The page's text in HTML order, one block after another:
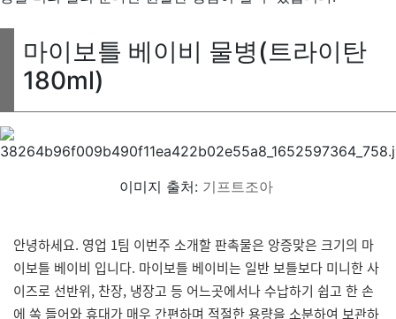
마이보틀 베이비 물병(트라이탄
180ml)
이미지 출처: 기프트조아
안녕하세요. 영업 1팀 이번주 소개할 판촉물은 앙증맞은 크기의 마
이보틀 베이비 입니다. 마이보틀 베이비는 일반 보틀보다 미니한 사
이즈로 선반위, 찬장, 냉장고 등 어느곳에서나 수납하기 쉽고 한 손
에 쏙 들어와 휴대가 매우 간편하며 적절한 용량을 소분하여 보관하